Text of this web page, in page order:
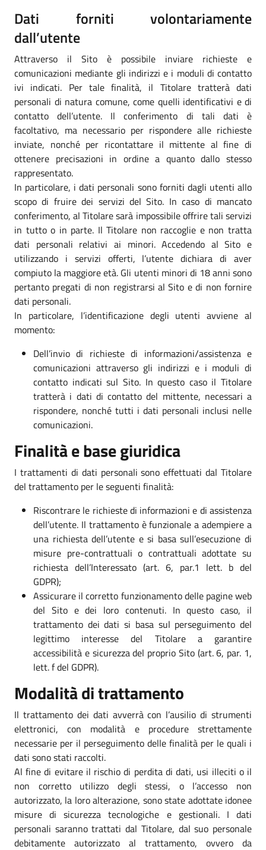
Dati forniti volontariamente
dall’utente
Attraverso il Sito è possibile inviare richieste e
comunicazioni mediante gli indirizzi e i moduli di contatto
ivi indicati. Per tale finalità, il Titolare tratterà dati
personali di natura comune, come quelli identificativi e di
contatto dell’utente. Il conferimento di tali dati è
facoltativo, ma necessario per rispondere alle richieste
inviate, nonché per ricontattare il mittente al fine di
ottenere precisazioni in ordine a quanto dallo stesso
rappresentato.
In particolare, i dati personali sono forniti dagli utenti allo
scopo di fruire dei servizi del Sito. In caso di mancato
conferimento, al Titolare sarà impossibile offrire tali servizi
in tutto o in parte. Il Titolare non raccoglie e non tratta
dati personali relativi ai minori. Accedendo al Sito e
utilizzando i servizi offerti, l’utente dichiara di aver
compiuto la maggiore età. Gli utenti minori di 18 anni sono
pertanto pregati di non registrarsi al Sito e di non fornire
dati personali.
In particolare, l’identificazione degli utenti avviene al
momento:
Dell’invio di richieste di informazioni/assistenza e
comunicazioni attraverso gli indirizzi e i moduli di
contatto indicati sul Sito. In questo caso il Titolare
tratterà i dati di contatto del mittente, necessari a
rispondere, nonché tutti i dati personali inclusi nelle
comunicazioni.
Finalità e base giuridica
I trattamenti di dati personali sono effettuati dal Titolare
del trattamento per le seguenti finalità:
Riscontrare le richieste di informazioni e di assistenza
dell’utente. Il trattamento è funzionale a adempiere a
una richiesta dell’utente e si basa sull’esecuzione di
misure pre-contrattuali o contrattuali adottate su
richiesta dell’Interessato (art. 6, par.1 lett. b del
GDPR);
Assicurare il corretto funzionamento delle pagine web
del Sito e dei loro contenuti. In questo caso, il
trattamento dei dati si basa sul perseguimento del
legittimo interesse del Titolare a garantire
accessibilità e sicurezza del proprio Sito (art. 6, par. 1,
lett. f del GDPR).
Modalità di trattamento
Il trattamento dei dati avverrà con l’ausilio di strumenti
elettronici, con modalità e procedure strettamente
necessarie per il perseguimento delle finalità per le quali i
dati sono stati raccolti.
Al fine di evitare il rischio di perdita di dati, usi illeciti o il
non corretto utilizzo degli stessi, o l’accesso non
autorizzato, la loro alterazione, sono state adottate idonee
misure di sicurezza tecnologiche e gestionali. I dati
personali saranno trattati dal Titolare, dal suo personale
debitamente autorizzato al trattamento, ovvero da